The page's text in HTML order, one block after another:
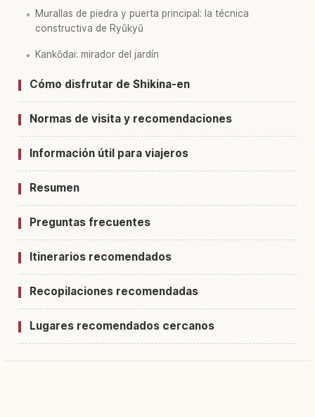
Murallas de piedra y puerta principal: la técnica
constructiva de Ryūkyū
Kankōdai: mirador del jardín
Cómo disfrutar de Shikina-en
Normas de visita y recomendaciones
Información útil para viajeros
Resumen
Preguntas frecuentes
Itinerarios recomendados
Recopilaciones recomendadas
Lugares recomendados cercanos